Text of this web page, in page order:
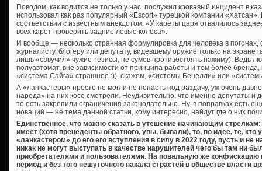
Поводом, как водится не только у нас, послужил кровавый инцидент в
использовал как раз популярный «Escort» турецкой компании «Хатсан».
соответствии с известным анекдотом: «У кареты царя отвалилось
всех карет проверить задние левые колеса».
И вообще — несколько странная формулировка для человека в
журналисту, блогеру или депутату, видевшему оружие только на экране
лишь «озвучил» чужие тезисы, не сумев противостоять нажиму). Ведь
полуавтомат, вне зависимости от принципа работы и тем более
«система Сайга» страшнее :)), скажем, «системы Бенелли» или
А «ланкастеры» просто не могли не попасть под раздачу, уж очень
народа» на них косо смотрели. Неудивительно, что именно депутаты и
то есть закрепили ограничения законодательно. Ну, в поправках есть
новаций — не тема данной статьи, кому интересно, найдут где о них
Единственное, что можно сказать в утешение начинающим
имеет (хотя прецеденты обратного, увы, бывали), то, по идее, те, кто
«ланкастером» до его его вступления в силу в 2022 году, пусть и не
никак не могут выступать в качестве нарушителей чего бы там ни
приобретателями и пользователями. На повальную же конфискацию
период и без того нешуточного накала страстей в обществе власти